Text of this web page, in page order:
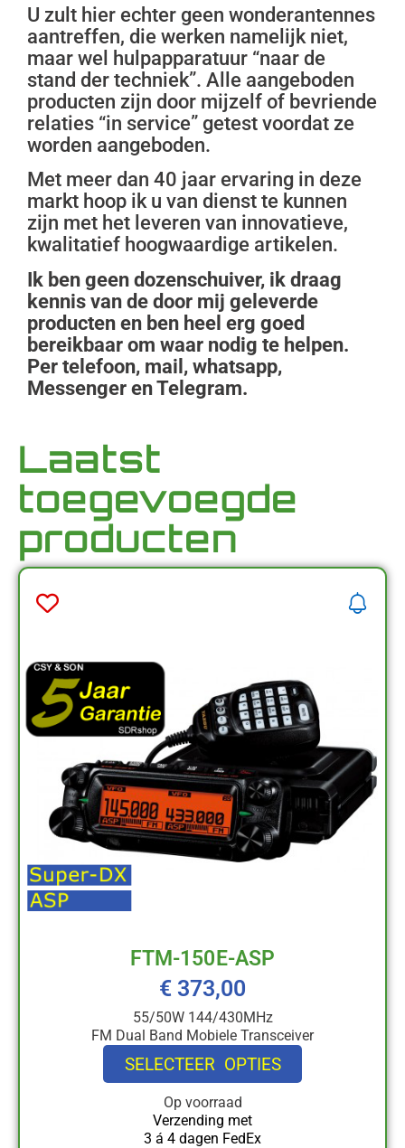
U zult hier echter geen wonderantennes
aantreffen, die werken namelijk niet,
maar wel hulpapparatuur “naar de
stand der techniek”. Alle aangeboden
producten zijn door mijzelf of bevriende
relaties “in service” getest voordat ze
worden aangeboden.
Met meer dan 40 jaar ervaring in deze
markt hoop ik u van dienst te kunnen
zijn met het leveren van innovatieve,
kwalitatief hoogwaardige artikelen.
Ik ben geen dozenschuiver, ik draag
kennis van de door mij geleverde
producten en ben heel erg goed
bereikbaar om waar nodig te helpen.
Per telefoon, mail, whatsapp,
Messenger en Telegram.
Laatst
toegevoegde
producten
FTM-150E-ASP
€ 373,00
55/50W 144/430MHz
FM Dual Band Mobiele Transceiver
SELECTEER OPTIES
Op voorraad
Verzending met
3 á 4 dagen FedEx